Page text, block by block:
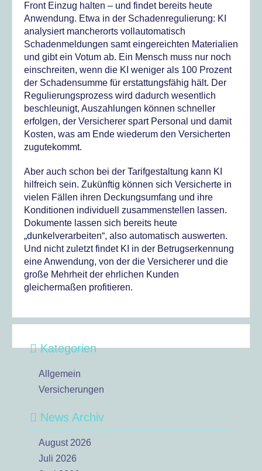
Front Einzug halten – und findet bereits heute
Anwendung. Etwa in der Schadenregulierung: KI
analysiert mancherorts vollautomatisch
Schadenmeldungen samt eingereichten Materialien
und gibt ein Votum ab. Ein Mensch muss nur noch
einschreiten, wenn die KI weniger als 100 Prozent
der Schadensumme für erstattungsfähig hält. Der
Regulierungsprozess wird dadurch wesentlich
beschleunigt, Auszahlungen können schneller
erfolgen, der Versicherer spart Personal und damit
Kosten, was am Ende wiederum den Versicherten
zugutekommt.
Aber auch schon bei der Tarifgestaltung kann KI
hilfreich sein. Zukünftig können sich Versicherte in
vielen Fällen ihren Deckungsumfang und ihre
Konditionen individuell zusammenstellen lassen.
Dokumente lassen sich bereits heute
„dunkelverarbeiten“, also automatisch auswerten.
Und nicht zuletzt findet KI in der Betrugserkennung
eine Anwendung, von der die Versicherer und die
große Mehrheit der ehrlichen Kunden
gleichermaßen profitieren.
Kategorien
Allgemein
Versicherungen
News Archiv
August 2026
Juli 2026